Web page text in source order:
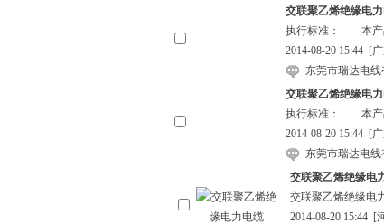
交联聚乙烯绝缘电
执行标准： 本产品
2014-08-20 15:44 [
东莞市瑞达电线
交联聚乙烯绝缘电
执行标准： 本产品
2014-08-20 15:44 [
东莞市瑞达电线
交联聚乙烯绝缘电
交联聚乙烯绝缘电
2014-08-20 15:44 [